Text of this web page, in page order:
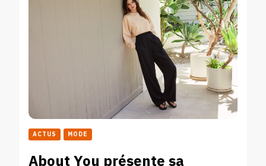
ACTUS MODE
About You présente sa